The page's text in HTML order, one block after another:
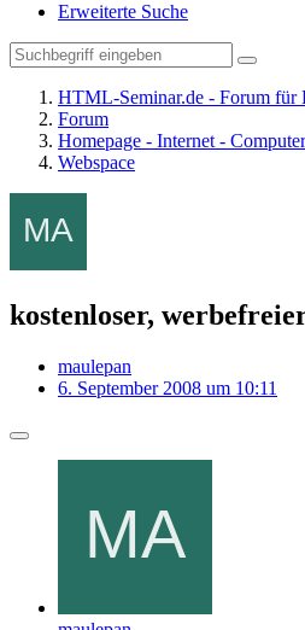
Erweiterte Suche
HTML-Seminar.de - Forum
Forum
Homepage - Internet - Computer
Webspace
kostenloser,
maulepan
6. September 2008 um 10:11